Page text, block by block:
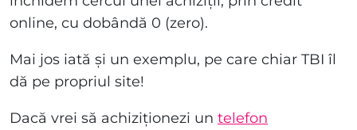
online, cu dobândă 0 (zero).
Mai jos iată și un exemplu, pe care chiar TBI îl
dă pe propriul site!
Dacă vrei să achiziționezi un telefon